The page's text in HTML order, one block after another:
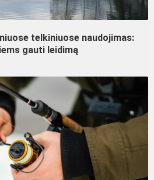
telkiniuose naudojimas:
gauti leidimą